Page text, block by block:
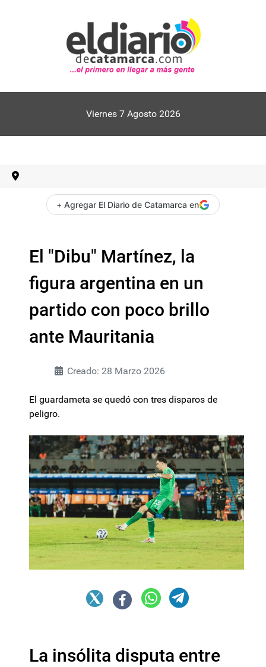
Viernes 7 Agosto 2026
+ Agregar El Diario de Catamarca en
El "Dibu" Martínez, la
figura argentina en un
partido con poco brillo
ante Mauritania
Creado: 28 Marzo 2026
El guardameta se quedó con tres disparos de
peligro.
La insólita disputa entre